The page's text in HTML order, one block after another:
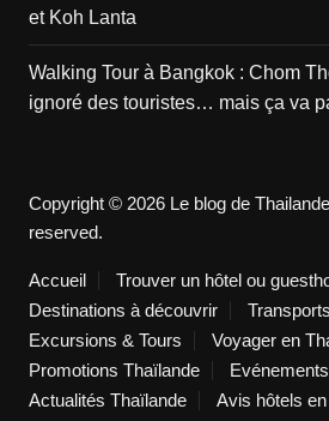
et Koh Lanta
Walking Tour à Bangkok : Chom
ignoré des touristes… mais ça va
Copyright © 2026 Le blog de
reserved.
Accueil
Trouver un hôtel ou
Destinations à découvrir
Excursions & Tours
Voyager en
Promotions Thaïlande
Actualités Thaïlande
Avis hôtels